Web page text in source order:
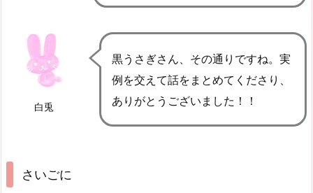
白兎
黒うさぎさん、その通りですね。実
例を交えて話をまとめてくださり、
ありがとうございました！！
さいごに